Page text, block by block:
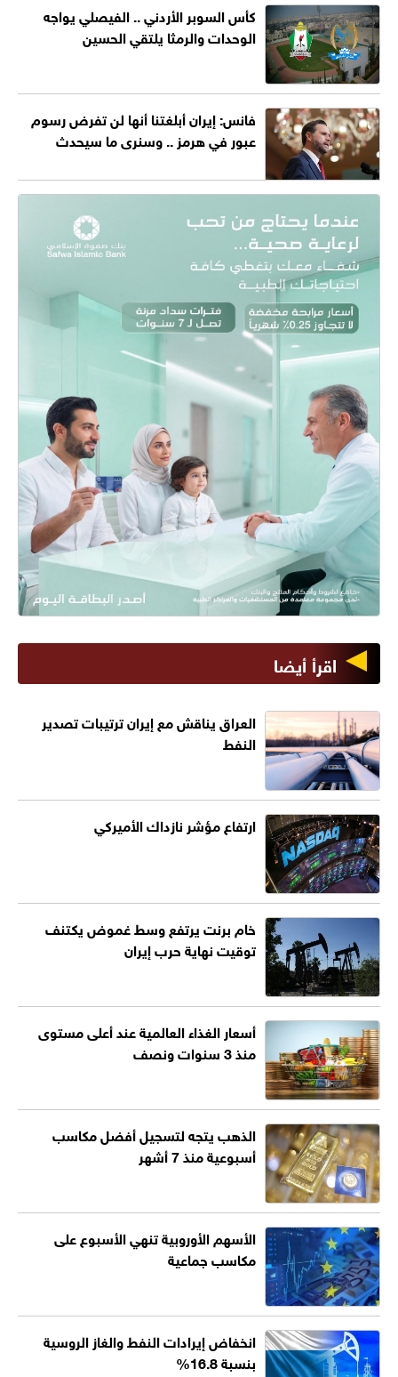
كأس السوبر الأردني .. الفيصلي يواجه
الوحدات والرمثا يلتقي الحسين
فانس: إيران أبلغتنا أنها لن تفرض رسوم
عبور في هرمز .. وسنرى ما سيحدث
اقرأ أيضا
العراق يناقش مع إيران ترتيبات تصدير
النفط
ارتفاع مؤشر نازداك الأميركي
خام برنت يرتفع وسط غموض يكتنف
توقيت نهاية حرب إيران
أسعار الغذاء العالمية عند أعلى مستوى
منذ 3 سنوات ونصف
الذهب يتجه لتسجيل أفضل مكاسب
أسبوعية منذ 7 أشهر
الأسهم الأوروبية تنهي الأسبوع على
مكاسب جماعية
انخفاض إيرادات النفط والغاز الروسية
بنسبة 16.8%